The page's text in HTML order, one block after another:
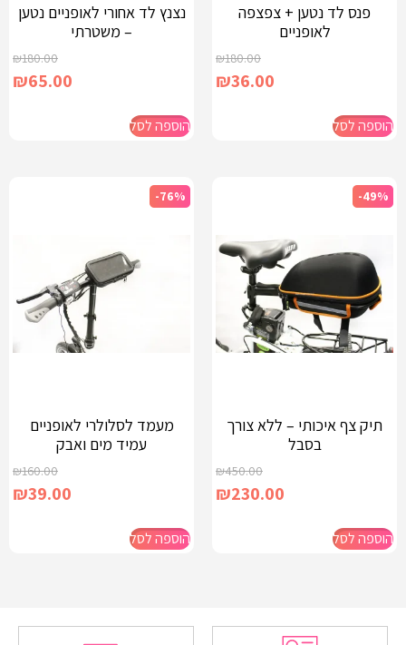
פנס לד נטען + צפצפה
לאופניים
₪180.00
₪36.00
הוספה לסל
נצנץ לד אחורי לאופניים נטען
– משטרתי
₪180.00
₪65.00
הוספה לסל
-49%
תיק צף איכותי – ללא צורך
בסבל
₪450.00
₪230.00
הוספה לסל
-76%
מעמד לסלולרי לאופניים
עמיד מים ואבק
₪160.00
₪39.00
הוספה לסל